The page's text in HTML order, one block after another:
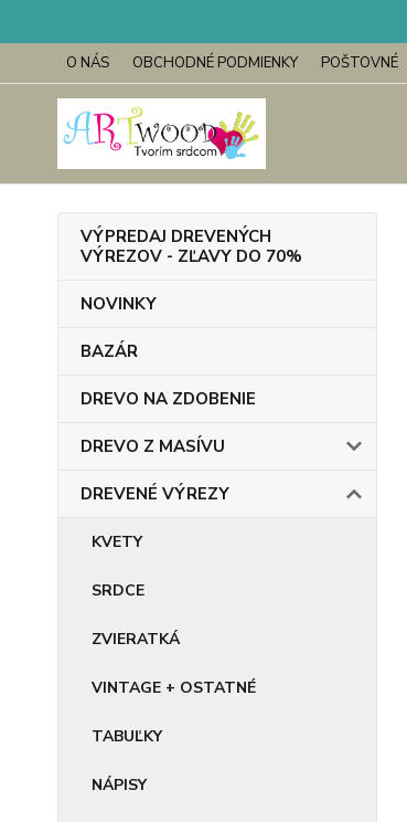
O NÁS OBCHODNÉ PODMIENKY POŠTOVNÉ
VÝPREDAJ DREVENÝCH
VÝREZOV - ZĽAVY DO 70%
NOVINKY
BAZÁR
DREVO NA ZDOBENIE
DREVO Z MASÍVU
DREVENÉ VÝREZY
KVETY
SRDCE
ZVIERATKÁ
VINTAGE + OSTATNÉ
TABUĽKY
NÁPISY